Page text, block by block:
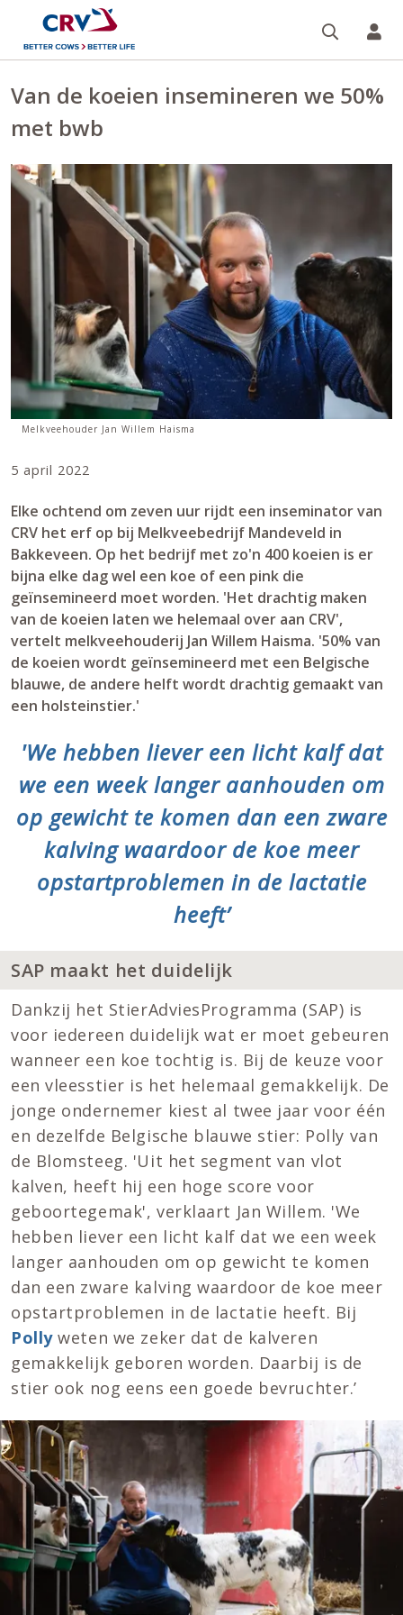
Van de koeien insemineren we 50%
met bwb
Melkveehouder Jan Willem Haisma
5 april 2022
Elke ochtend om zeven uur rijdt een inseminator van
CRV het erf op bij Melkveebedrijf Mandeveld in
Bakkeveen. Op het bedrijf met zo'n 400 koeien is er
bijna elke dag wel een koe of een pink die
geïnsemineerd moet worden. 'Het drachtig maken
van de koeien laten we helemaal over aan CRV',
vertelt melkveehouderij Jan Willem Haisma. '50% van
de koeien wordt geïnsemineerd met een Belgische
blauwe, de andere helft wordt drachtig gemaakt van
een holsteinstier.'
'We hebben liever een licht kalf dat
we een week langer aanhouden om
op gewicht te komen dan een zware
kalving waardoor de koe meer
opstartproblemen in de lactatie
heeft’
SAP maakt het duidelijk
Dankzij het StierAdviesProgramma (SAP) is
voor iedereen duidelijk wat er moet gebeuren
wanneer een koe tochtig is. Bij de keuze voor
een vleesstier is het helemaal gemakkelijk. De
jonge ondernemer kiest al twee jaar voor één
en dezelfde Belgische blauwe stier: Polly van
de Blomsteeg. 'Uit het segment van vlot
kalven, heeft hij een hoge score voor
geboortegemak', verklaart Jan Willem. 'We
hebben liever een licht kalf dat we een week
langer aanhouden om op gewicht te komen
dan een zware kalving waardoor de koe meer
opstartproblemen in de lactatie heeft. Bij
Pollyweten we zeker dat de kalveren
gemakkelijk geboren worden. Daarbij is de
stier ook nog eens een goede bevruchter.’